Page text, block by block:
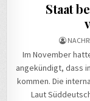
Staat
Im November
angekündigt, dass
kommen. Die
Laut